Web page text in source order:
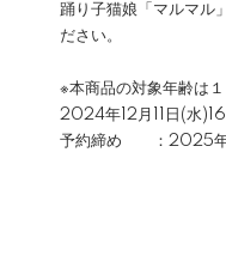
踊り子猫娘「マルマル
ださい。
※本商品の対象年齢は
2024年12月11日(水
予約締め ：2025年